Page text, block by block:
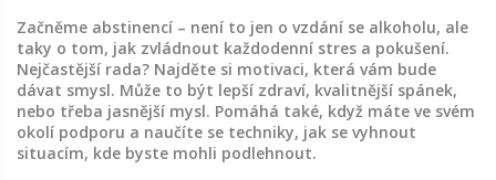
Začněme abstinencí – není to jen o vzdání se alkoholu, ale
taky o tom, jak zvládnout každodenní stres a pokušení.
Nejčastější rada? Najděte si motivaci, která vám bude
dávat smysl. Může to být lepší zdraví, kvalitnější spánek,
nebo třeba jasnější mysl. Pomáhá také, když máte ve svém
okolí podporu a naučíte se techniky, jak se vyhnout
situacím, kde byste mohli podlehnout.